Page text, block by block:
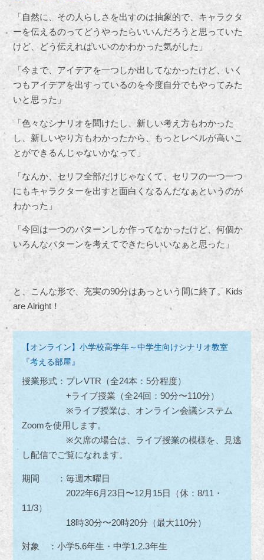
「自然に、その人らしさを出すのは抽象的で、キャラクタ
ーを伝えるのってどうやったらいいんだろうと思っていた
けど、どう伝えればいいのかわかった気がした」
「今まで、アイデアを一つしか出してなかったけど、いく
つもアイデアを出すっているのを今度自分でもやってみた
いと思った」
「色々なシナリオを聞けたし、新しい考え方もわかった
し、新しいやり方もわかったから、もっとレベルが高いこ
とができるんじゃないかなって」
「なんか、セリフ全部だけじゃなくて、セリフの一つ一つ
にもキャラクターを出すと面白くなるんだなぁというのが
わかった」
「今回は一つのパターンしか作ってなかったけど、何個か
いろんなパターンを考えてできたらいいなぁと思った」
と、こんな形で、充実の90分はあっという間に終了。Kids
are Alright！
【オンライン】小学校高学年～中学生向けシナリオ教室
『考える部屋』
授業形式：プレVTR（全24本：5分程度）
+ライブ授業（全24回：90分〜110分）
※ライブ授業は、オンライン会議システム
Zoomを使用します。
※欠席の場合は、ライブ授業の模様を、見逃
し配信でご覧になれます。
期間 ：毎週木曜日
2022年6月23日〜12月15日（休：8/11・
11/3）
18時30分〜20時20分（最大110分）
対象 ：小学5.6年生・中学1.2.3年生